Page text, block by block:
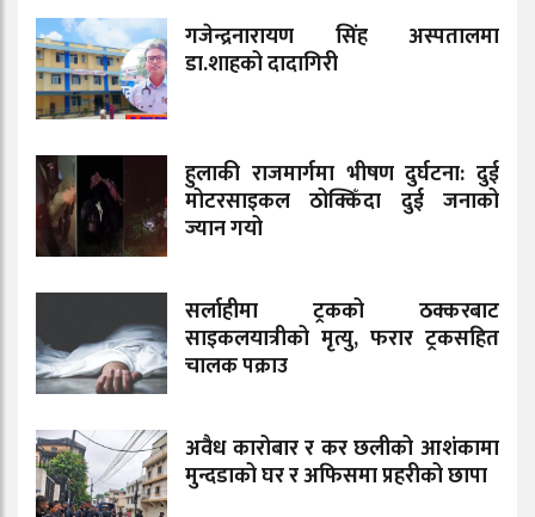
गजेन्द्रनारायण सिंह अस्पतालमा
डा.शाहको दादागिरी
हुलाकी राजमार्गमा भीषण दुर्घटना: दुई
मोटरसाइकल ठोक्किँदा दुई जनाको
ज्यान गयो
सर्लाहीमा ट्रकको ठक्करबाट
साइकलयात्रीको मृत्यु, फरार ट्रकसहित
चालक पक्राउ
अवैध कारोबार र कर छलीको आशंकामा
मुन्दडाको घर र अफिसमा प्रहरीको छापा